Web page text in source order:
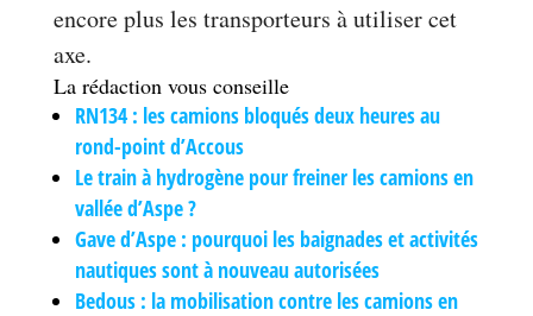
encore plus les transporteurs à utiliser cet
axe.
La rédaction vous conseille
RN134 : les camions bloqués deux heures au
rond-point d’Accous
Le train à hydrogène pour freiner les camions en
vallée d’Aspe ?
Gave d’Aspe : pourquoi les baignades et activités
nautiques sont à nouveau autorisées
Bedous : la mobilisation contre les camions en